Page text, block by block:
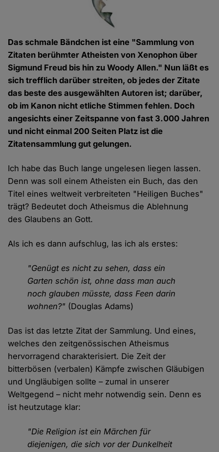
Das schmale Bändchen ist eine "Sammlung von
Zitaten berühmter Atheisten von Xenophon über
Sigmund Freud bis hin zu Woody Allen." Nun läßt es
sich trefflich darüber streiten, ob jedes der Zitate
das beste des ausgewählten Autoren ist; darüber,
ob im Kanon nicht etliche Stimmen fehlen. Doch
angesichts einer Zeitspanne von fast 3.000 Jahren
und nicht einmal 200 Seiten Platz ist die
Zitatensammlung gut gelungen.
Ich habe das Buch lange ungelesen liegen lassen.
Denn was soll einem Atheisten ein Buch, das den
Titel eines weltweit verbreiteten "Heiligen Buches"
trägt? Bedeutet doch Atheismus die Ablehnung
des Glaubens an Gott.
Als ich es dann aufschlug, las ich als erstes:
"Genügt es nicht zu sehen, dass ein
Garten schön ist, ohne dass man auch
noch glauben müsste, dass Feen darin
wohnen?" (Douglas Adams)
Das ist das letzte Zitat der Sammlung. Und eines,
welches den zeitgenössischen Atheismus
hervorragend charakterisiert. Die Zeit der
bitterbösen (verbalen) Kämpfe zwischen Gläubigen
und Ungläubigen sollte – zumal in unserer
Weltgegend – nicht mehr notwendig sein. Denn es
ist heutzutage klar:
"Die Religion ist ein Märchen für
diejenigen, die sich vor der Dunkelheit